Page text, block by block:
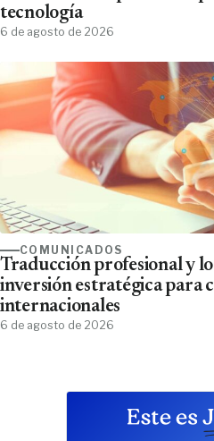
tecnología
6 de agosto de 2026
COMUNICADOS
Traducción profesional y
inversión estratégica para
internacionales
6 de agosto de 2026